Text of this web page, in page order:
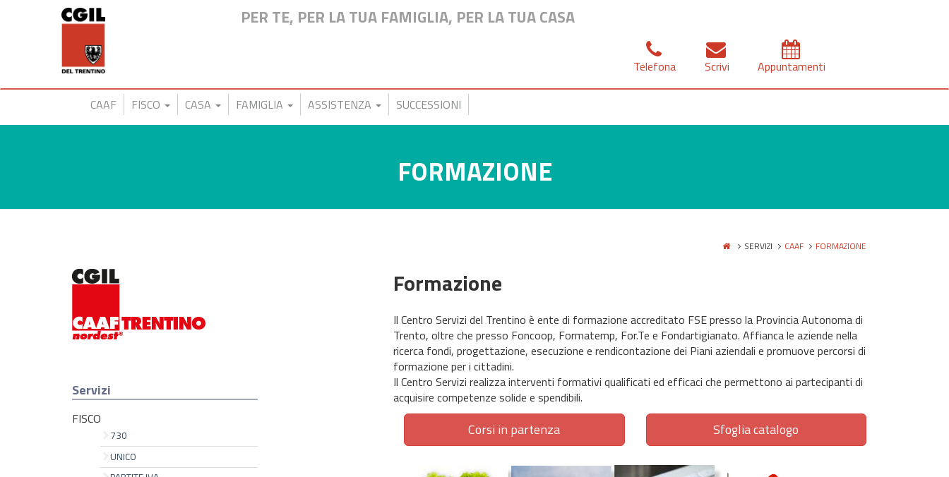
PER TE, PER LA TUA FAMIGLIA, PER LA TUA CASA
Telefona Scrivi Appuntamenti
CAAF FISCO CASA FAMIGLIA ASSISTENZA SUCCESSIONI
FORMAZIONE
SERVIZI CAAF FORMAZIONE
Formazione
Il Centro Servizi del Trentino è ente di formazione accreditato FSE presso la Provincia Autonoma di
Trento, oltre che presso Foncoop, Formatemp, For.Te e Fondartigianato. Affianca le aziende nella
ricerca fondi, progettazione, esecuzione e rendicontazione dei Piani aziendali e promuove percorsi di
formazione per i cittadini.
Il Centro Servizi realizza interventi formativi qualificati ed efficaci che permettono ai partecipanti di
acquisire competenze solide e spendibili.
Corsi in partenza Sfoglia catalogo
Servizi
FISCO
730
UNICO